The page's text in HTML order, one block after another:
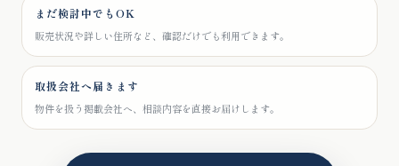
まだ検討中でもOK
販売状況や詳しい住所など、確認だけでも利用できます。
取扱会社へ届きます
物件を扱う掲載会社へ、相談内容を直接お届けします。